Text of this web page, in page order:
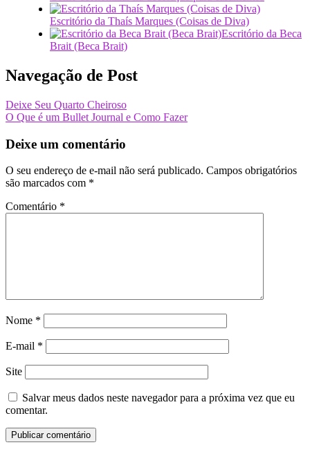
Escritório da Thaís Marques (Coisas de Diva)
Escritório da Beca
Brait (Beca Brait)
Navegação de Post
Deixe Seu Quarto Cheiroso
O Que é um Bullet Journal e Como Fazer
Deixe um comentário
O seu endereço de e-mail não será publicado. Campos obrigatórios
são marcados com *
Comentário *
Nome *
E-mail *
Site
Salvar meus dados neste navegador para a próxima vez que eu
comentar.